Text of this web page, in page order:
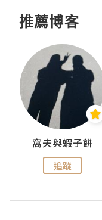
推薦博客
窩夫與蝦子餅
追蹤